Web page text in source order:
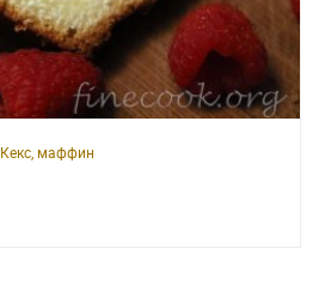
Кекс, маффин